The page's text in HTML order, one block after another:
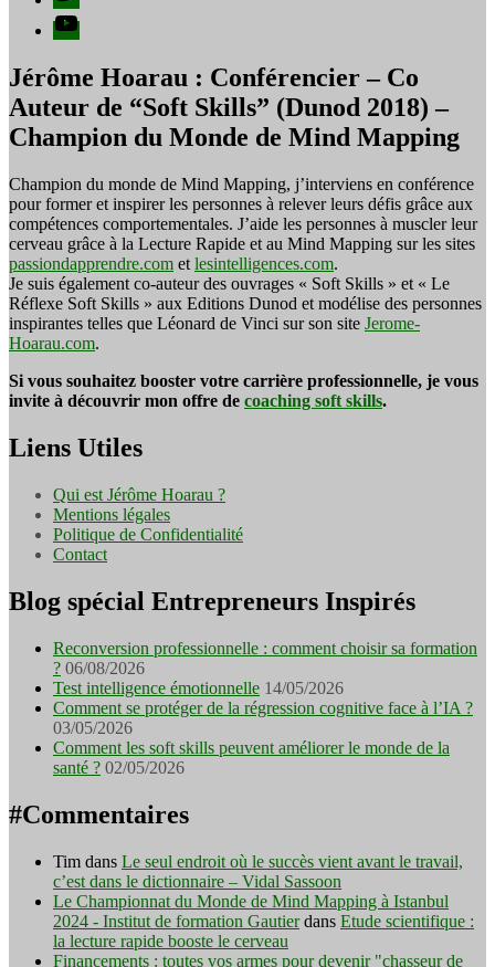
YouTube
Jérôme Hoarau : Conférencier – Co
Auteur de “Soft Skills” (Dunod 2018) –
Champion du Monde de Mind Mapping
Champion du monde de Mind Mapping, j’interviens en conférence
pour former et inspirer les personnes à relever leurs défis grâce aux
compétences comportementales. J’aide les personnes à muscler leur
cerveau grâce à la Lecture Rapide et au Mind Mapping sur les sites
passiondapprendre.com et lesintelligences.com.
Je suis également co-auteur des ouvrages « Soft Skills » et « Le
Réflexe Soft Skills » aux Editions Dunod et modélise des personnes
inspirantes telles que Léonard de Vinci sur son site Jerome-
Hoarau.com.
Si vous souhaitez booster votre carrière professionnelle, je vous
invite à découvrir mon offre de coaching soft skills.
Liens Utiles
Qui est Jérôme Hoarau ?
Mentions légales
Politique de Confidentialité
Contact
Blog spécial Entrepreneurs Inspirés
Reconversion professionnelle : comment choisir sa formation
? 06/08/2026
Test intelligence émotionnelle 14/05/2026
Comment se protéger de la régression cognitive face à l’IA ?
03/05/2026
Comment les soft skills peuvent améliorer le monde de la
santé ? 02/05/2026
#Commentaires
Tim dans Le seul endroit où le succès vient avant le travail,
c’est dans le dictionnaire – Vidal Sassoon
Le Championnat du Monde de Mind Mapping à Istanbul
2024 - Institut de formation Gautierdans Etude scientifique :
la lecture rapide booste le cerveau
Financements : toutes vos armes pour devenir "chasseur de